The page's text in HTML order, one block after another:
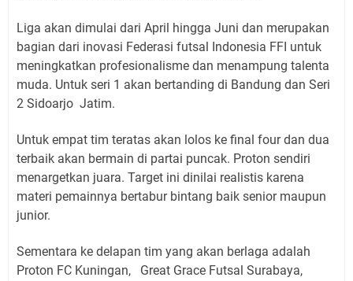
Liga akan dimulai dari April hingga Juni dan merupakan
bagian dari inovasi Federasi futsal Indonesia FFI untuk
meningkatkan profesionalisme dan menampung talenta
muda. Untuk seri 1 akan bertanding di Bandung dan Seri
2 Sidoarjo Jatim.
Untuk empat tim teratas akan lolos ke final four dan dua
terbaik akan bermain di partai puncak. Proton sendiri
menargetkan juara. Target ini dinilai realistis karena
materi pemainnya bertabur bintang baik senior maupun
junior.
Sementara ke delapan tim yang akan berlaga adalah
Proton FC Kuningan, Great Grace Futsal Surabaya,